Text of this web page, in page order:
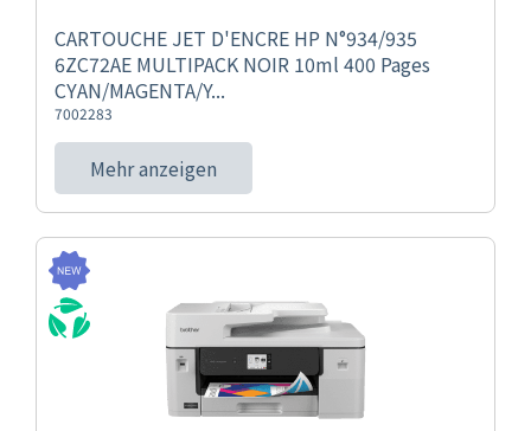
CARTOUCHE JET D'ENCRE HP N°934/935
6ZC72AE MULTIPACK NOIR 10ml 400 Pages
CYAN/MAGENTA/Y...
7002283
Mehr anzeigen